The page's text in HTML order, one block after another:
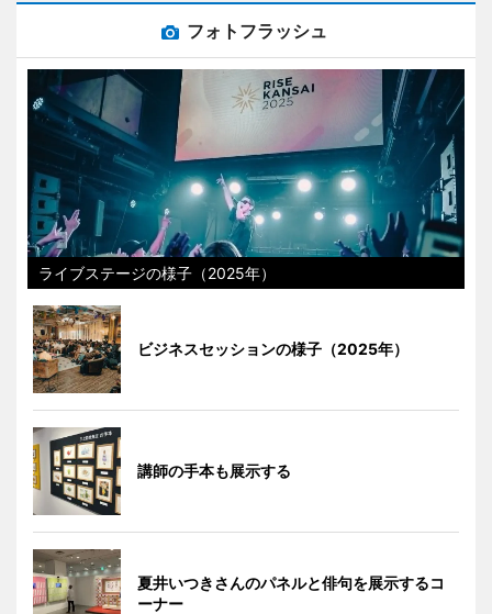
フォトフラッシュ
ライブステージの様子（2025年）
ビジネスセッションの様子（2025年）
講師の手本も展示する
夏井いつきさんのパネルと俳句を展示するコ
ーナー